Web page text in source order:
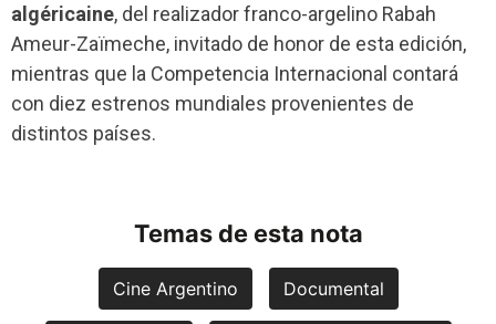
algéricaine, del realizador franco-argelino Rabah
Ameur-Zaïmeche, invitado de honor de esta edición,
mientras que la Competencia Internacional contará
con diez estrenos mundiales provenientes de
distintos países.
Temas de esta nota
Cine Argentino Documental